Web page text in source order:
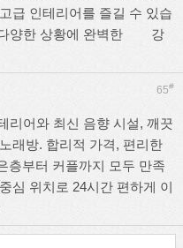
급 인테리어를 즐길 수 있습
다양한 상황에 완벽한 강
65#
리어와 최신 음향 시설, 깨끗
래방. 합리적 가격, 편리한
층부터 커플까지 모두 만족
심 위치로 24시간 편하게 이